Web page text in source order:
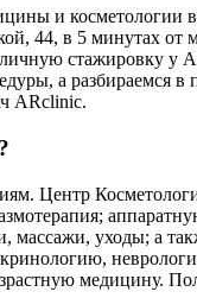
и косметологии
44, в 5 минутах
стажировку
а разбираемся
ARclinic.
Центр
уходы; а
медицину.